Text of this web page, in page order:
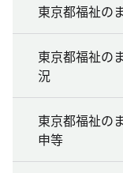
東京都福祉の
東京都福祉の
況
東京都福祉の
申等